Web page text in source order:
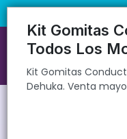
Kit Gomitas Conductivas
Kit Gomitas
Todos Los
Kit Gomitas
Dehuka. Venta